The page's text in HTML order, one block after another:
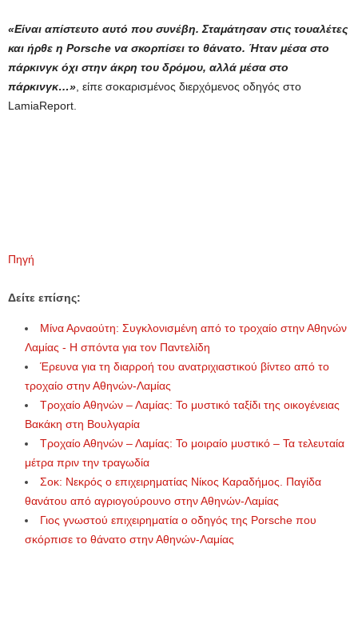
«Είναι απίστευτο αυτό που συνέβη. Σταμάτησαν στις τουαλέτες
και ήρθε η Porsche να σκορπίσει το θάνατο. Ήταν μέσα στο
πάρκινγκ όχι στην άκρη του δρόμου, αλλά μέσα στο
πάρκινγκ…» , είπε σοκαρισμένος διερχόμενος οδηγός στο
LamiaReport.
Πηγή
Δείτε επίσης:
Μίνα Αρναούτη: Συγκλονισμένη από το τροχαίο στην Αθηνών
Λαμίας - Η σπόντα για τον Παντελίδη
Έρευνα για τη διαρροή του ανατριχιαστικού βίντεο από το
τροχαίο στην Αθηνών-Λαμίας
Τροχαίο Αθηνών – Λαμίας: Το μυστικό ταξίδι της οικογένειας
Βακάκη στη Βουλγαρία
Τροχαίο Αθηνών – Λαμίας: Το μοιραίο μυστικό – Τα τελευταία
μέτρα πριν την τραγωδία
Σοκ: Νεκρός ο επιχειρηματίας Νίκος Καραδήμος. Παγίδα
θανάτου από αγριογούρουνο στην Αθηνών-Λαμίας
Γιος γνωστού επιχειρηματία ο οδηγός της Porsche που
σκόρπισε το θάνατο στην Αθηνών-Λαμίας